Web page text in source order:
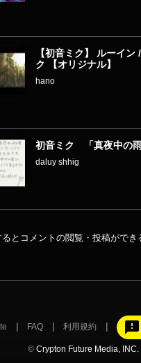
【初音ミク】 ルーイ
ク 【オリジナル】
hano
初音ミク 「真夜中の雨
daluy shhig
るとコメントの閲覧・投稿ができ
FAQ 利用規約 feedback
© Crypton Future Media, INC.